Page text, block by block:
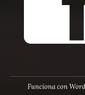
Funciona con